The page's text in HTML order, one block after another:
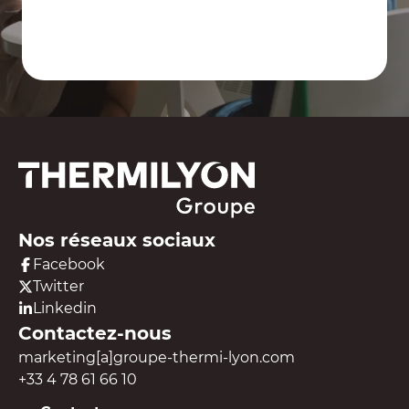
Nos réseaux sociaux
Facebook
Twitter
Linkedin
Contactez-nous
marketing[a]groupe-thermi-lyon.com
+33 4 78 61 66 10